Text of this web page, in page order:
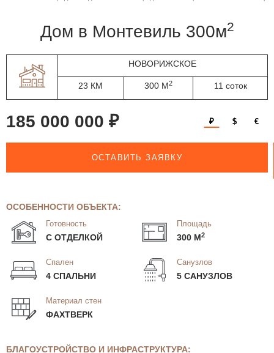
дом в Монтевиль 300м2
НОВОРИЖСКОЕ
23 КМ 300 М2 11 соток
185 000 000 ₽ ₽ $ €
ОСТАВИТЬ ЗАЯВКУ
ОСОБЕННОСТИ ОБЪЕКТА:
Готовность
С ОТДЕЛКОЙ
Площадь
300 М2
Спален
4 СПАЛЬНИ
Санузлов
5 САНУЗЛОВ
Материал стен
ФАХТВЕРК
БЛАГОУСТРОЙСТВО И ИНФРАСТРУКТУРА: